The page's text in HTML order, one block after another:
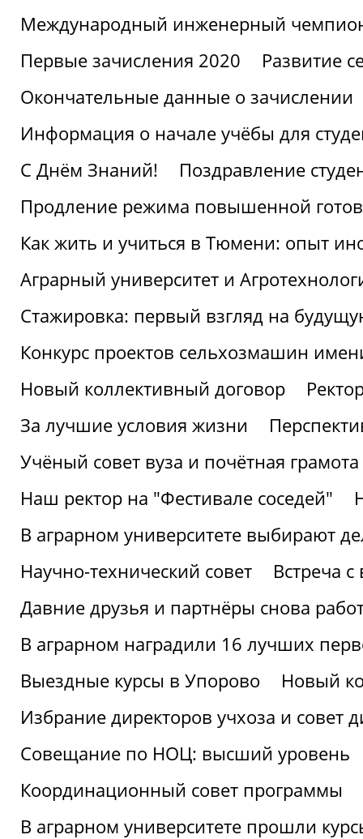
Международный инженерный
Первые зачисления 2020
Развитие
Окончательные данные о зачислении
Информация о начале учёбы для
С Днём Знаний!
Поздравление
Продление режима повышенной
Как жить и учиться в Тюмени: опыт
Аграрный университет и
Стажировка: первый взгляд на
Конкурс проектов сельхозмашин
Новый коллективный договор
За лучшие условия жизни
Учёный совет вуза и почётная
Наш ректор на "Фестивале соседей"
В аграрном университете выбирают
Научно-технический совет
Встреча
Давние друзья и партнёры снова
В аграрном наградили 16 лучших
Выездные курсы в Упорово
Новый
Избрание директоров учхоза и совет
Совещание по НОЦ: высший уровень
Координационный совет программы
В аграрном университете прошли